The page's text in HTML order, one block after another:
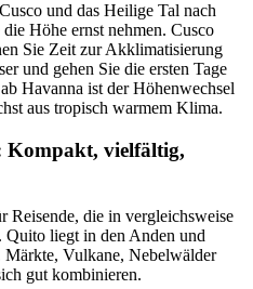
und das Heilige Tal nach
Höhe ernst nehmen. Cusco
Sie Zeit zur Akklimatisierung
und gehen Sie die ersten Tage
Havanna ist der Höhenwechsel
aus tropisch warmem Klima.
Kompakt, vielfältig,
Reisende, die in vergleichsweise
Quito liegt in den Anden und
Märkte, Vulkane, Nebelwälder
gut kombinieren.